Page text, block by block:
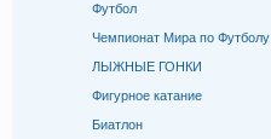
Футбол
Чемпионат Мира по Футболу
ЛЫЖНЫЕ ГОНКИ
Фигурное катание
Биатлон